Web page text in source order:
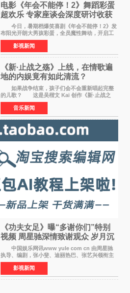
电影《年会不能停！2》舞蹈彩蛋
超欢乐 专家座谈会深度研讨收获
满满
今日，暑期档爆笑喜剧《年会不能停！2》发
布阳光开朗大男孩彩蛋，全员魔性舞动，开启工
位狂欢模式。影片于昨日同步举办专家座谈会，
导演董润年、总制片人应萝佳出席现场，与一众
业内、学界专家
影视新闻
《新·止战之殇》上线，在情歌遍
地的内娱竟有如此清流？
如果战争结束，孩子们会不会重新唱起完整
的儿歌？ 这是吴楷文 Kai 创作《新·止战之
殇》时最初的想法。 从伊朗相关冲突引发的
地区局势，到世界各地仍在发生的动荡与不安，
战争从来不只
音乐新闻
《功夫女足》曝“多谢你们”特别
视频 周星驰深情致谢观众 岁月沉
淀不灭初心
中国娱乐网讯www yule com cn 由周星驰
执导、编剧，张小斐、迪丽热巴、张艺兴领衔主
演，刘嘉玲、佐藤健特别出演，艾米、雪野、蔡
思贝、胡予安、倪好特别介绍的喜剧电影《功夫
女足》释出多谢你
影视新闻